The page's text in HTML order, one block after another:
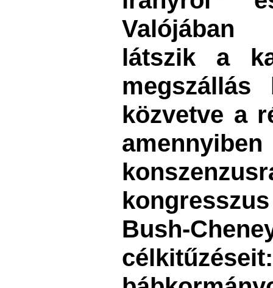
Valójában
látszik a
megszállás
közvetve a
Bush-